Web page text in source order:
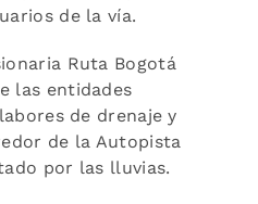
de la vía.
Ruta Bogotá
las entidades
de drenaje y
de la Autopista
por las lluvias.